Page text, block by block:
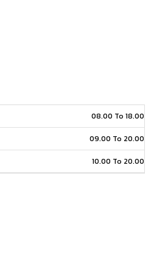
08.00 To 18.00
09.00 To 20.00
10.00 To 20.00